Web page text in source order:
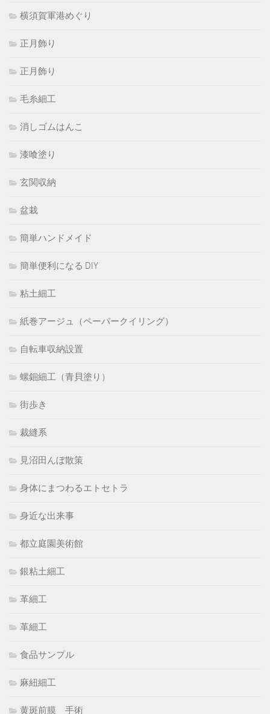
横須賀軍港めぐり
正月飾り
正月飾り
毛糸細工
消しゴムはんこ
漆喰塗り
玄関収納
盆栽
簡単ハンドメイド
簡単便利になる DIY
粘土細工
紙巻アージュ（ペーパークイリング）
自転車収納設置
螺鈿細工（青貝塗り）
街歩き
裁縫系
見沼田んぼ散策
身体にまつわるエトセトラ
身近な出来事
都立庭園美術館
銀粘土細工
革細工
革細工
食品サンプル
麻紐細工
黄斑前膜 手術